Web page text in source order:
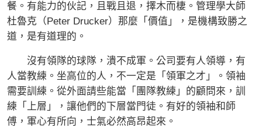
餐。有能力的伙記，且戰且退，擇木而棲。管理學大師
杜魯克（Peter Drucker）那麼「價值」，是機構致勝之
道，是有道理的。
沒有領隊的球隊，潰不成軍。公司要有人領導，有
人當教練。坐高位的人，不一定是「領軍之才」。領袖
需要訓練。從外面請些能當「團隊教練」的顧問來，訓
練「上層」，讓他們的下層當門徒。有好的領袖和師
傅，軍心有所向，士氣必然高昂起來。